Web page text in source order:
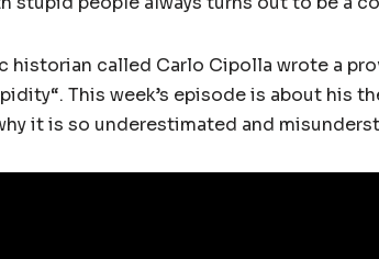
historian called Carlo Cipolla wrote a
This week’s episode is about his
it is so underestimated and